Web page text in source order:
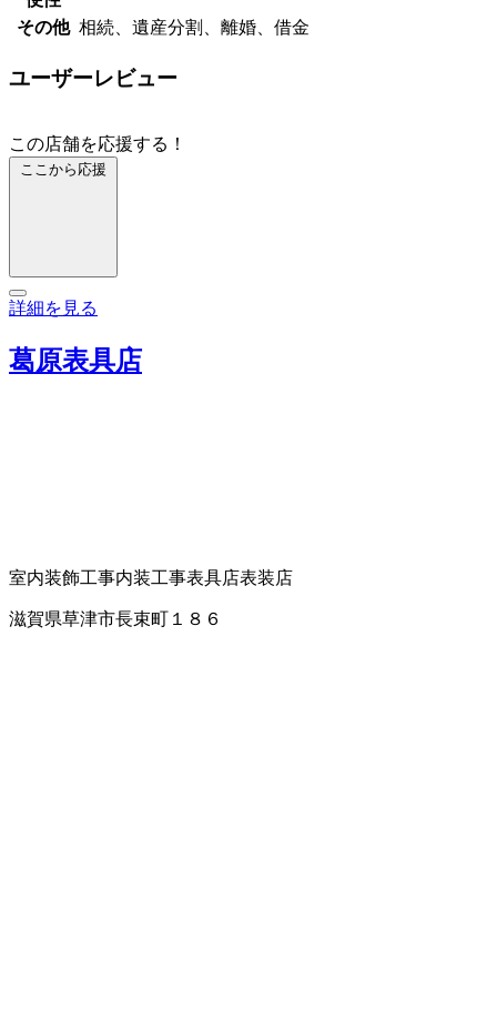
その他 相続、遺産分割、離婚、借金
ユーザーレビュー
この店舗を応援する！
ここから応援
詳細を見る
葛原表具店
室内装飾工事内装工事表具店表装店
滋賀県草津市長束町１８６